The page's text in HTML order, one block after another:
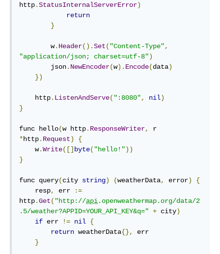
http.StatusInternalServerError)
return
}
        w
. Header().Set( "Content-Type",
"application/json; charset=utf-8")
        json
. NewEncoder(w). Encode(data)
})
    http
. ListenAndServe( ":8080", nil)
}
func hello(w http. ResponseWriter,
*http. Request)
{
    w
.Write([] byte( "hello!"))
}
func query(city string) (weatherData, error)
{
    resp
, err
:=
http.Get( "http://api.openweathermap.org/data/2
.5/weather?APPID=YOUR_API_KEY&q=" + city)
if err != nil {
return weatherData{},
err
}